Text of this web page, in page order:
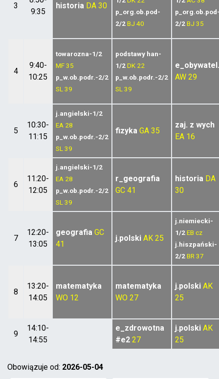
3
9:35
historia DA 30
p_org.ob.pod-
2/2BJ 40
2/2BJ 35
4
9:40-
10:25
towarozna-1/2
MF35
p_w.ob.podr.-2/2
SL 39
podstawy han-
1/2DK 22
p_w.ob.podr.-2/2
SL 39
e_obywatel.
AW 29
5
10:30-
11:15
j.angielski-1/2
EA 28
p_w.ob.podr.-2/2
SL 39
fizyka GA 35
zaj. z wych
EA 16
6
11:20-
12:05
j.angielski-1/2
EA 28
p_w.ob.podr.-2/2
SL 39
r_geografia
GC 41
historia DA
30
7
12:20-
13:05
geografia GC
41
j.polski AK 25
j.niemiecki-
1/2EB cz
j.hiszpański-
2/2BR 37
8
13:20-
14:05
matematyka
WO 12
matematyka
WO 27
j.polski AK
25
9
14:10-
14:55
e_zdrowotna
#e2 27
j.polski AK
25
Obowiązuje od: 2026-05-04